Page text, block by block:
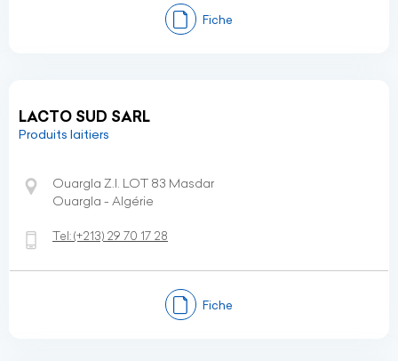
Fiche
LACTO SUD SARL
Produits laitiers
Ouargla Z.I. LOT 83 Masdar
Ouargla - Algérie
Tel:(+213) 29 70 17 28
Fiche